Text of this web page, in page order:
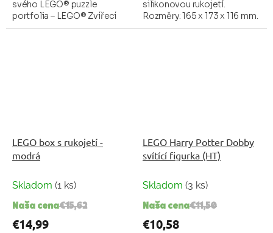
svého LEGO® puzzle
portfolia – LEGO® Zvířecí
kamarádi 1000 dílků.
silikonovou rukojetí.
Rozměry: 165 x 173 x 116 mm.
Materiál: Polypropylen (PP),
LEGO box s rukojetí -
modrá
Skladom (1 ks)
€15,62
Naša cena
€14,99
LEGO Harry Potter Dobby
svítící figurka (HT)
Skladom (3 ks)
€11,50
Naša cena
€10,58